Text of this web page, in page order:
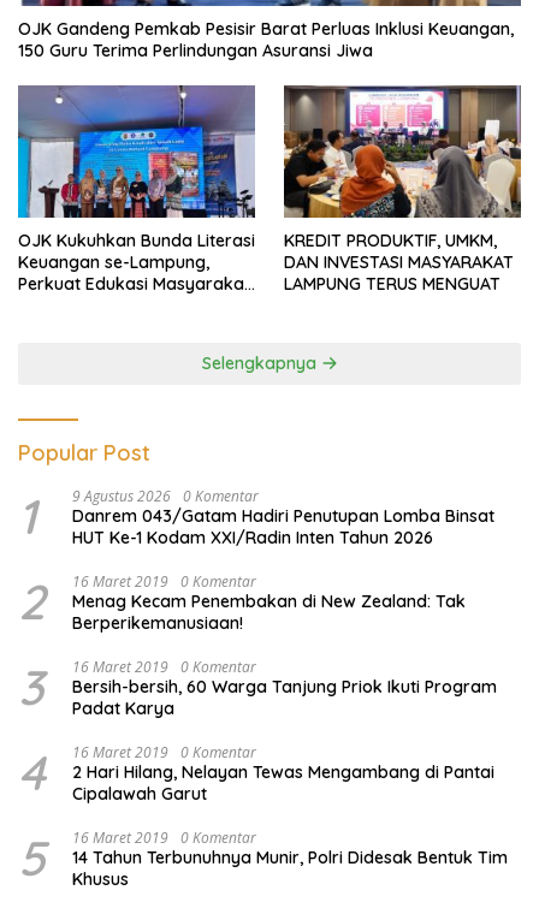
OJK Gandeng Pemkab Pesisir Barat Perluas Inklusi Keuangan,
150 Guru Terima Perlindungan Asuransi Jiwa
OJK Kukuhkan Bunda Literasi
Keuangan se-Lampung,
Perkuat Edukasi Masyarakat
KREDIT PRODUKTIF, UMKM,
DAN INVESTASI MASYARAKAT
LAMPUNG TERUS MENGUAT
Selengkapnya
Popular Post
1 9 Agustus 2026 0 Komentar
Danrem 043/Gatam Hadiri Penutupan Lomba Binsat
HUT Ke-1 Kodam XXI/Radin Inten Tahun 2026
2 16 Maret 2019 0 Komentar
Menag Kecam Penembakan di New Zealand: Tak
Berperikemanusiaan!
3 16 Maret 2019 0 Komentar
Bersih-bersih, 60 Warga Tanjung Priok Ikuti Program
Padat Karya
4 16 Maret 2019 0 Komentar
2 Hari Hilang, Nelayan Tewas Mengambang di Pantai
Cipalawah Garut
5 16 Maret 2019 0 Komentar
14 Tahun Terbunuhnya Munir, Polri Didesak Bentuk Tim
Khusus